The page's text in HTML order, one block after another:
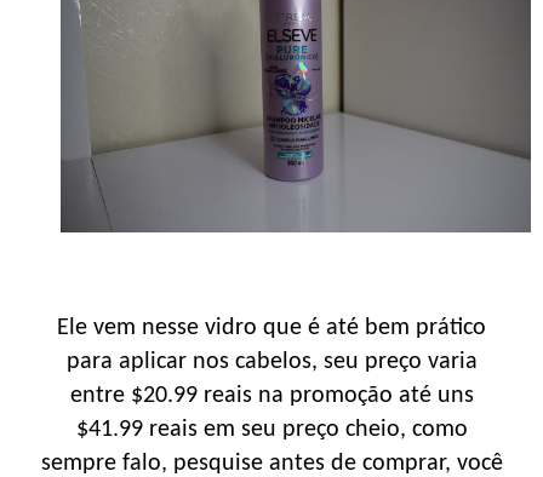
Ele vem nesse vidro que é até bem prático
para aplicar nos cabelos, seu preço varia
entre $20.99 reais na promoção até uns
$41.99 reais em seu preço cheio, como
sempre falo, pesquise antes de comprar, você